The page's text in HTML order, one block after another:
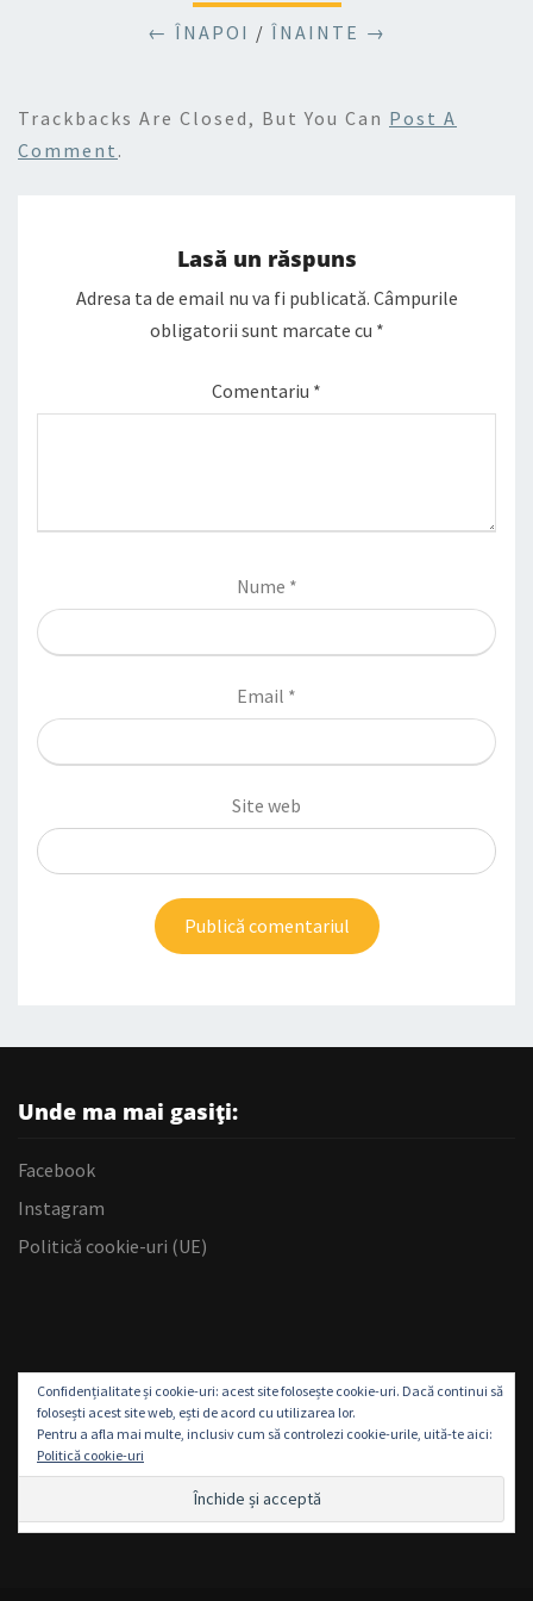
← ÎNAPOI / ÎNAINTE →
Trackbacks Are Closed, But You Can Post A
Comment .
Lasă un răspuns
Adresa ta de email nu va fi publicată. Câmpurile
obligatorii sunt marcate cu *
Comentariu *
Nume *
Email *
Site web
Unde ma mai gasiți:
Facebook
Instagram
Politică cookie-uri (UE)
Confidențialitate și cookie-uri: acest site folosește cookie-uri. Dacă continui să
folosești acest site web, ești de acord cu utilizarea lor.
Pentru a afla mai multe, inclusiv cum să controlezi cookie-urile, uită-te aici:
Politică cookie-uri